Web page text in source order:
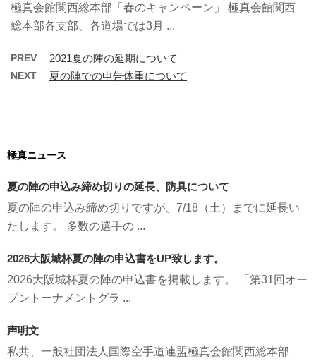
極真会館関西総本部「春のキャンペーン」 極真会館関西
総本部各支部、各道場では3月 ...
PREV 2021夏の陣の延期について
NEXT 夏の陣での申告体重について
極真ニュース
夏の陣の申込み締め切りの延長、防具について
夏の陣の申込み締め切りですが、7/18（土）までに延長い
たします。 多数の選手の ...
2026大阪城杯夏の陣の申込書をUP致します。
2026大阪城杯夏の陣の申込書を掲載します。 「第31回オー
プントーナメントグラ ...
声明文
私共、一般社団法人国際空手道連盟極真会館関西総本部